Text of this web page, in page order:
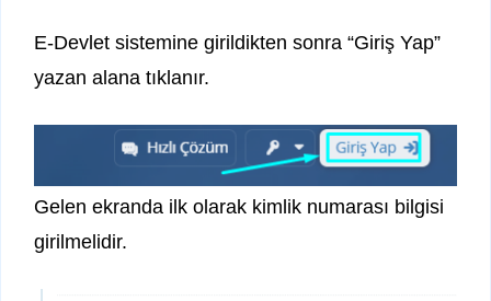
E-Devlet sistemine girildikten sonra “Giriş Yap”
yazan alana tıklanır.
Gelen ekranda ilk olarak kimlik numarası bilgisi
girilmelidir.